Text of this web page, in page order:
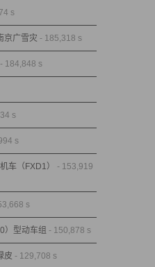
s
京广雪灾 - 185,318 s
- 184,848 s
s
s
车（FXD1）
- 153,919
s
）型动车组 - 150,878 s
皮 - 129,708 s